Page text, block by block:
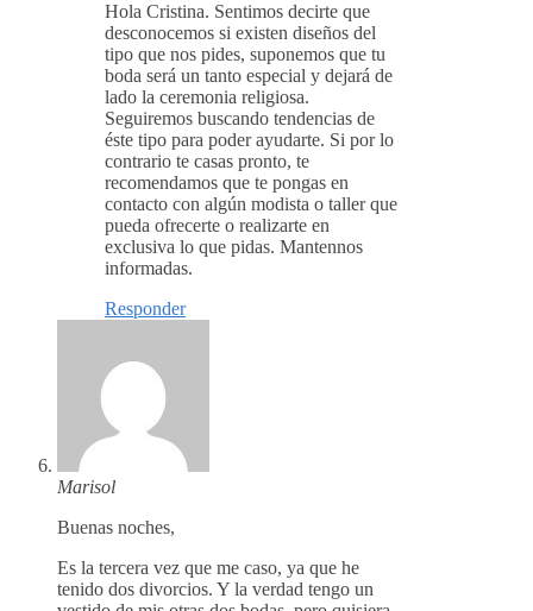
Hola Cristina. Sentimos decirte que
desconocemos si existen diseños del
tipo que nos pides, suponemos que tu
boda será un tanto especial y dejará de
lado la ceremonia religiosa.
Seguiremos buscando tendencias de
éste tipo para poder ayudarte. Si por lo
contrario te casas pronto, te
recomendamos que te pongas en
contacto con algún modista o taller que
pueda ofrecerte o realizarte en
exclusiva lo que pidas. Mantennos
informadas.
Responder
Marisol
Buenas noches,
Es la tercera vez que me caso, ya que he
tenido dos divorcios. Y la verdad tengo un